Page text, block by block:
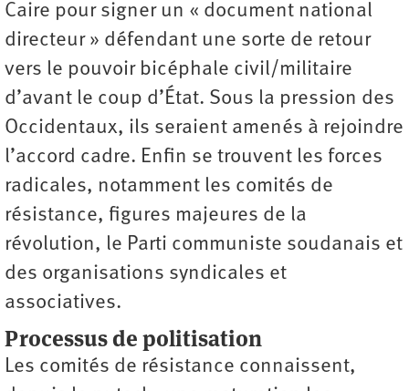
Caire pour signer un « document national
directeur » défendant une sorte de retour
vers le pouvoir bicéphale civil/militaire
d’avant le coup d’État. Sous la pression des
Occidentaux, ils seraient amenés à rejoindre
l’accord cadre. Enfin se trouvent les forces
radicales, notamment les comités de
résistance, figures majeures de la
révolution, le Parti communiste soudanais et
des organisations syndicales et
associatives.
Processus de politisation
Les comités de résistance connaissent,